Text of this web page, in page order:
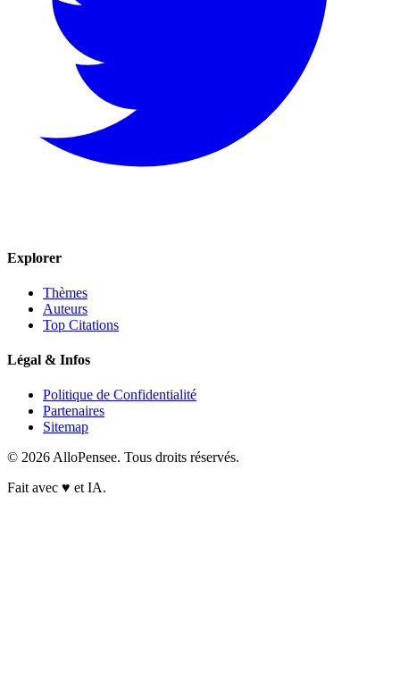
Explorer
Thèmes
Auteurs
Top Citations
Légal & Infos
Politique de Confidentialité
Partenaires
Sitemap
© 2026 AlloPensee. Tous droits réservés.
Fait avec ♥ et IA.